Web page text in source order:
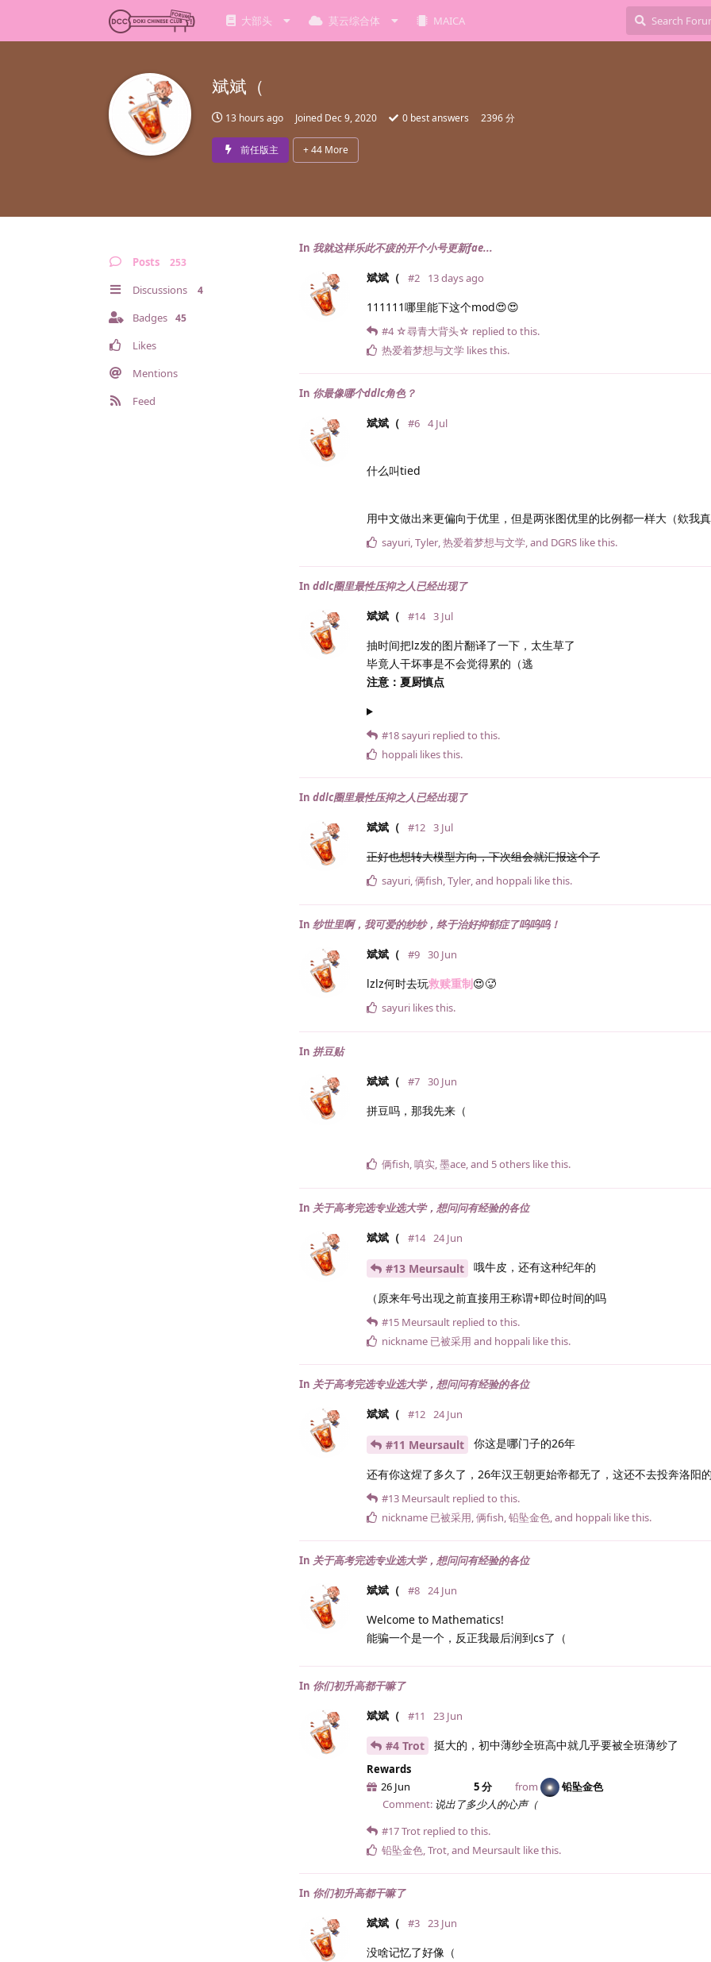
大部头 莫云综合体 MAICA
斌斌（
13 hours ago Joined Dec 9, 2020 0 best answers 2396 分
前任版主 +44 More
Posts 253
Discussions 4
Badges 45
Likes
Mentions
Feed
In 我就这样乐此不疲的开个小号更新fae...
斌斌（ #2 13 days ago
111111哪里能下这个mod😍😍
#4 ☆尋青大背头☆ replied to this.
热爱着梦想与文学 likes this.
In 你最像哪个ddlc角色？
斌斌（ #6 4 Jul
什么叫tied
用中文做出来更偏向于优里，但是两张图优里的比例都一样大（欸我
sayuri,Tyler,热爱着梦想与文学, and DGRS like this.
In ddlc圈里最性压抑之人已经出现了
斌斌（ #14 3 Jul
抽时间把lz发的图片翻译了一下，太生草了
毕竟人干坏事是不会觉得累的（逃
注意：夏厨慎点
#18sayuri replied to this.
hoppali likes this.
In ddlc圈里最性压抑之人已经出现了
斌斌（ #12 3 Jul
正好也想转大模型方向，下次组会就汇报这个了
sayuri,俩fish,Tyler, and hoppali like this.
In 纱世里啊，我可爱的纱纱，终于治好抑郁症了呜呜呜！
斌斌（ #9 30 Jun
lzlz何时去玩救赎重制😍🥵
sayuri likes this.
In 拼豆贴
斌斌（ #7 30 Jun
拼豆吗，那我先来（
俩fish,嗔实,墨ace, and 5others like this.
In 关于高考完选专业选大学，想问问有经验的各位
斌斌（ #14 24 Jun
#13 Meursault 哦牛皮，还有这种纪年的
（原来年号出现之前直接用王称谓+即位时间的吗
#15 Meursault replied to this.
nickname 已被采用 and hoppali like this.
In 关于高考完选专业选大学，想问问有经验的各位
斌斌（ #12 24 Jun
#11 Meursault 你这是哪门子的26年
还有你这煋了多久了，26年汉王朝更始帝都无了，这还不去投奔洛阳
#13 Meursault replied to this.
nickname 已被采用 俩fish 铅坠金色 , and hoppali like this.
In 关于高考完选专业选大学，想问问有经验的各位
斌斌（ #8 24 Jun
Welcome to Mathematics!
能骗一个是一个，反正我最后润到cs了（
In 你们初升高都干嘛了
斌斌（ #11 23 Jun
#4 Trot 挺大的，初中薄纱全班高中就几乎要被全班薄纱了
Rewards
26 Jun
5 分 from
铅坠金色
Comment: 说出了多少人的心声（
#17Trot replied to this.
铅坠金色,Trot, and Meursault like this.
In 你们初升高都干嘛了
斌斌（ #3 23 Jun
没啥记忆了好像（